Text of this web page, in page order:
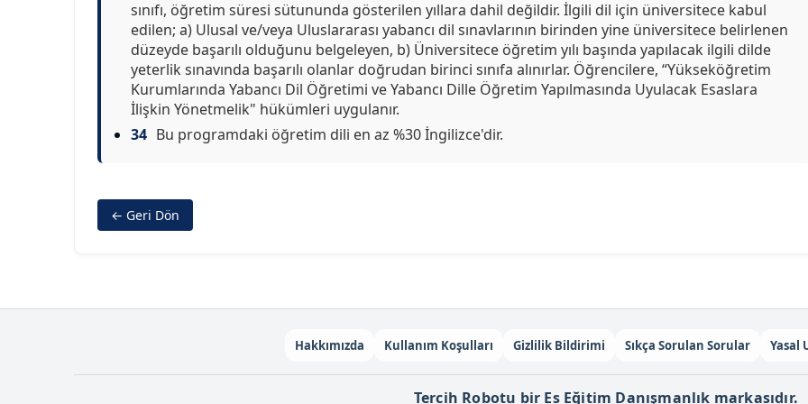
sınıfı, öğretim süresi sütununda gösterilen yıllara dahil değildir. İlgili dil için üniversitece kabul
edilen; a) Ulusal ve/veya Uluslararası yabancı dil sınavlarının birinden yine üniversitece belirlenen
düzeyde başarılı olduğunu belgeleyen, b) Üniversitece öğretim yılı başında yapılacak ilgili dilde
yeterlik sınavında başarılı olanlar doğrudan birinci sınıfa alınırlar. Öğrencilere, “Yükseköğretim
Kurumlarında Yabancı Dil Öğretimi ve Yabancı Dille Öğretim Yapılmasında Uyulacak Esaslara
İlişkin Yönetmelik" hükümleri uygulanır.
34 Bu programdaki öğretim dili en az %30 İngilizce'dir.
← Geri Dön
Hakkımızda Kullanım Koşulları Gizlilik Bildirimi Sıkça Sorulan Sorular Yasal
Tercih Robotu bir Es Eğitim Danışmanlık markasıdır.